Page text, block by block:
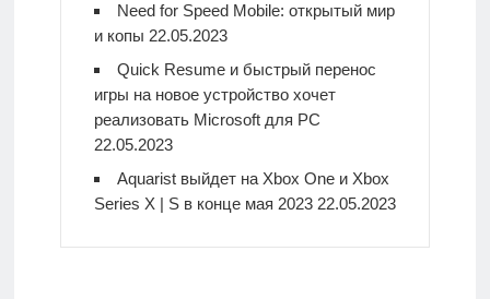
Need for Speed Mobile: открытый мир
и копы 22.05.2023
Quick Resume и быстрый перенос
игры на новое устройство хочет
реализовать Microsoft для PC
22.05.2023
Aquarist выйдет на Xbox One и Xbox
Series X | S в конце мая 2023 22.05.2023